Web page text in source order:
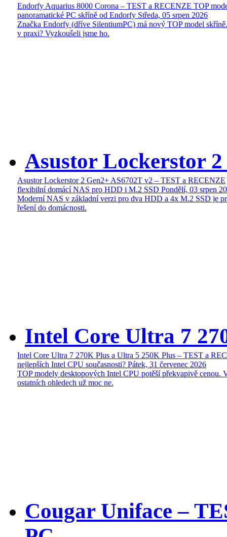
Endorfy Aquarius 8000 Corona – TEST a RECENZE TOP
panoramatické PC skříně od Endorfy Středa, 05 srpen 2026
Značka Endorfy (dříve SilentiumPC) má nový TOP model
v praxi? Vyzkoušeli jsme ho.
Asustor Lockerstor
Asustor Lockerstor 2 Gen2+ AS6702T v2 – TEST a RECENZE
flexibilní domácí NAS pro HDD i M.2 SSD Pondělí, 03 srpen
Moderní NAS v základní verzi pro dva HDD a 4x M.2 SSD je
řešení do domácnosti.
Intel Core Ultra 7
Intel Core Ultra 7 270K Plus a Ultra 5 250K Plus – TEST a
nejlepších Intel CPU současnosti? Pátek, 31 červenec 2026
TOP modely desktopových Intel CPU potěší překvapivě cenou.
ostatních ohledech už moc ne.
Cougar Uniface –